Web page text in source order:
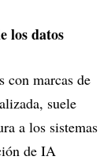
los datos
con marcas de
suele
a los sistemas
de IA